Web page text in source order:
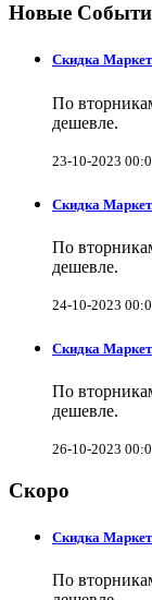
Новые
Скидка
По
дешевле.
23-10-2023
Скидка
По
дешевле.
24-10-2023
Скидка
По
дешевле.
26-10-2023
Скоро
Скидка
По